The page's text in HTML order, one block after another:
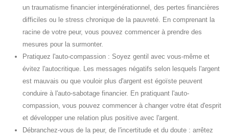
un traumatisme financier intergénérationnel, des pertes financières
difficiles ou le stress chronique de la pauvreté. En comprenant la
racine de votre peur, vous pouvez commencer à prendre des
mesures pour la surmonter.
Pratiquez l'auto-compassion : Soyez gentil avec vous-même et
évitez l'autocritique. Les messages négatifs selon lesquels l'argent
est mauvais ou que vouloir plus d'argent est égoïste peuvent
conduire à l'auto-sabotage financier. En pratiquant l'auto-
compassion, vous pouvez commencer à changer votre état d'esprit
et développer une relation plus positive avec l'argent.
Débranchez-vous de la peur, de l'incertitude et du doute : arrêtez